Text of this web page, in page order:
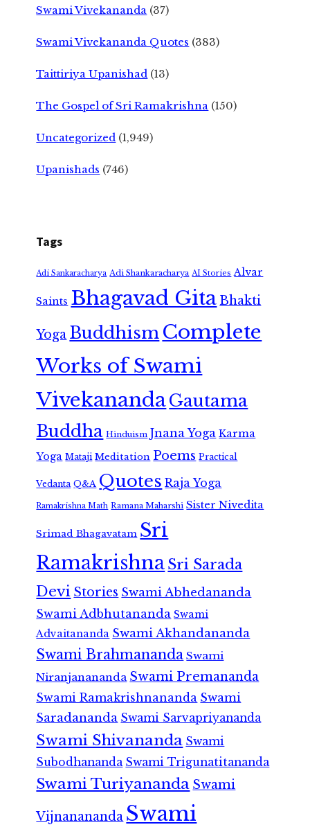
Swami Vivekananda (37)
Swami Vivekananda Quotes (383)
Taittiriya Upanishad (13)
The Gospel of Sri Ramakrishna (150)
Uncategorized (1,949)
Upanishads (746)
Tags
Adi Sankaracharya Adi Shankaracharya AI Stories Alvar
Saints Bhagavad GitaBhakti
Yoga Buddhism Complete
Works of Swami
VivekanandaGautama
Buddha Hinduism Jnana Yoga Karma
Yoga Mataji Meditation Poems Practical
Vedanta Q&A Quotes Raja Yoga
Ramakrishna Math Ramana Maharshi Sister Nivedita
Srimad Bhagavatam Sri
RamakrishnaSri Sarada
Devi Stories Swami Abhedananda
Swami Adbhutananda Swami
Advaitananda Swami Akhandananda
Swami Brahmananda Swami
Niranjanananda Swami Premananda
Swami Ramakrishnananda Swami
Saradananda Swami Sarvapriyananda
Swami Shivananda Swami
Subodhananda Swami Trigunatitananda
Swami Turiyananda Swami
Vijnanananda Swami